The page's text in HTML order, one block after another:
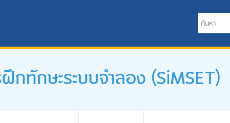
ทักษะระบบจำลอง (SiMSET)